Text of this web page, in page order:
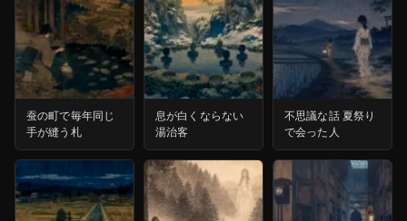
蚕の町で毎年同じ
手が縫う札
息が白くならない
湯治客
不思議な話 夏祭り
で会った人